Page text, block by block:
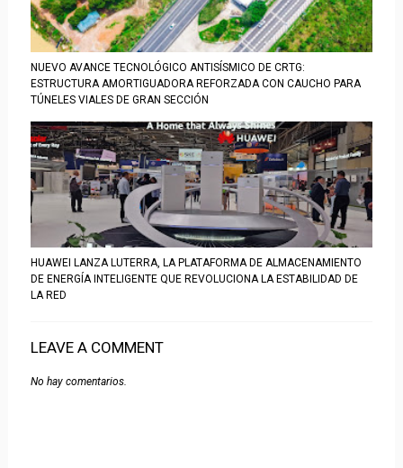
NUEVO AVANCE TECNOLÓGICO ANTISÍSMICO DE CRTG:
ESTRUCTURA AMORTIGUADORA REFORZADA CON CAUCHO PARA
TÚNELES VIALES DE GRAN SECCIÓN
HUAWEI LANZA LUTERRA, LA PLATAFORMA DE ALMACENAMIENTO
DE ENERGÍA INTELIGENTE QUE REVOLUCIONA LA ESTABILIDAD DE
LA RED
LEAVE A COMMENT
No hay comentarios.